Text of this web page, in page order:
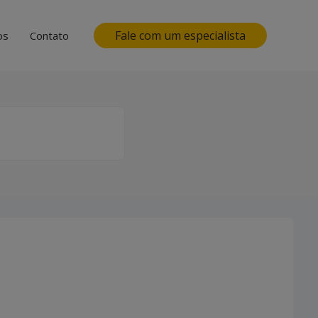
Contato Fale com um especialista